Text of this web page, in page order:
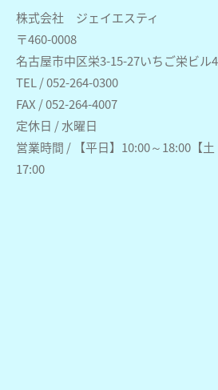
株式会社 ジェイエスティ
〒460-0008
名古屋市中区栄3-15-27いちご栄ビル
TEL / 052-264-0300
FAX / 052-264-4007
定休日 / 水曜日
営業時間 / 【平日】10:00～18:00【
17:00